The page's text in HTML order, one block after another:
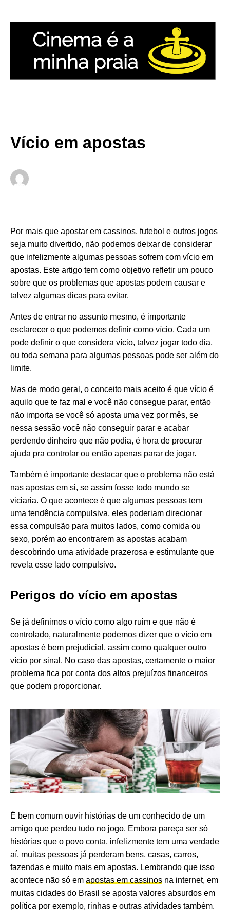
Vício em apostas
Por mais que apostar em cassinos, futebol e outros jogos
seja muito divertido, não podemos deixar de considerar
que infelizmente algumas pessoas sofrem com vício em
apostas. Este artigo tem como objetivo refletir um pouco
sobre que os problemas que apostas podem causar e
talvez algumas dicas para evitar.
Antes de entrar no assunto mesmo, é importante
esclarecer o que podemos definir como vício. Cada um
pode definir o que considera vício, talvez jogar todo dia,
ou toda semana para algumas pessoas pode ser além do
limite.
Mas de modo geral, o conceito mais aceito é que vício é
aquilo que te faz mal e você não consegue parar, então
não importa se você só aposta uma vez por mês, se
nessa sessão você não conseguir parar e acabar
perdendo dinheiro que não podia, é hora de procurar
ajuda pra controlar ou então apenas parar de jogar.
Também é importante destacar que o problema não está
nas apostas em si, se assim fosse todo mundo se
viciaria. O que acontece é que algumas pessoas tem
uma tendência compulsiva, eles poderiam direcionar
essa compulsão para muitos lados, como comida ou
sexo, porém ao encontrarem as apostas acabam
descobrindo uma atividade prazerosa e estimulante que
revela esse lado compulsivo.
Perigos do vício em apostas
Se já definimos o vício como algo ruim e que não é
controlado, naturalmente podemos dizer que o vício em
apostas é bem prejudicial, assim como qualquer outro
vício por sinal. No caso das apostas, certamente o maior
problema fica por conta dos altos prejuízos financeiros
que podem proporcionar.
É bem comum ouvir histórias de um conhecido de um
amigo que perdeu tudo no jogo. Embora pareça ser só
histórias que o povo conta, infelizmente tem uma verdade
aí, muitas pessoas já perderam bens, casas, carros,
fazendas e muito mais em apostas. Lembrando que isso
acontece não só em apostas em cassinos na internet, em
muitas cidades do Brasil se aposta valores absurdos em
política por exemplo, rinhas e outras atividades também.